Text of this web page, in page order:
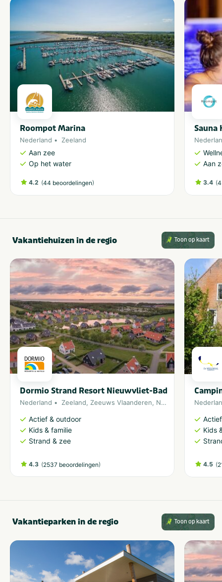
Roompot Marina
Nederland Zeeland
Aan zee
Op het water
4.2 (44 beoordelingen)
Sauna
Aan
3.4 (
Vakantiehuizen in de regio Toon op kaart
Dormio Strand Resort Nieuwvliet-Bad
Nederland Zeeland, Zeeuws Vlaanderen, Noordzee
Actief & outdoor
Kids & familie
Strand & zee
4.3 (2537 beoordelingen)
Kids
4.5 (
Vakantieparken in de regio Toon op kaart